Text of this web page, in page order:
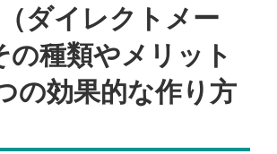
ダイレクトメー
の種類やメリット
の効果的な作り方